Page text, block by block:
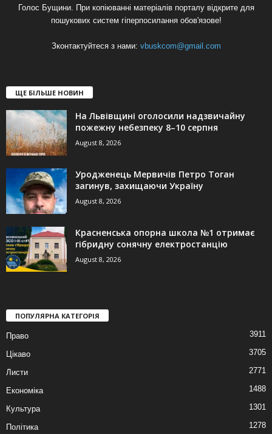
Голос Бущини. При копіюванні матеріалів порталу відкрите для
пошукових систем гіперпосилання обов'язове!
Зконтактуйтеся з нами: vbuskcom@gmail.com
ЩЕ БІЛЬШЕ НОВИН
На Львівщині оголосили надзвичайну
пожежну небезпеку 8–10 серпня
August 8, 2026
Уродженець Мервичів Петро Тоган
загинув, захищаючи Україну
August 8, 2026
Красненська опорна школа №1 отримає
гібридну сонячну електростанцію
August 8, 2026
ПОПУЛЯРНА КАТЕГОРІЯ
Право 3911
Цікаво 3705
Листи 2771
Економіка 1488
Культура 1301
Політика 1278